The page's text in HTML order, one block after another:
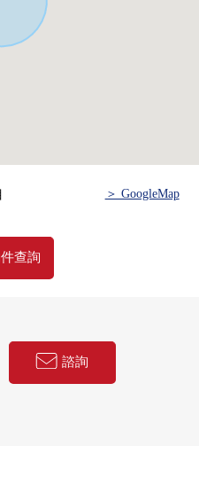
涼風功能機(洗臉室，廁所)
＞ GoogleMap
查詢
諮詢